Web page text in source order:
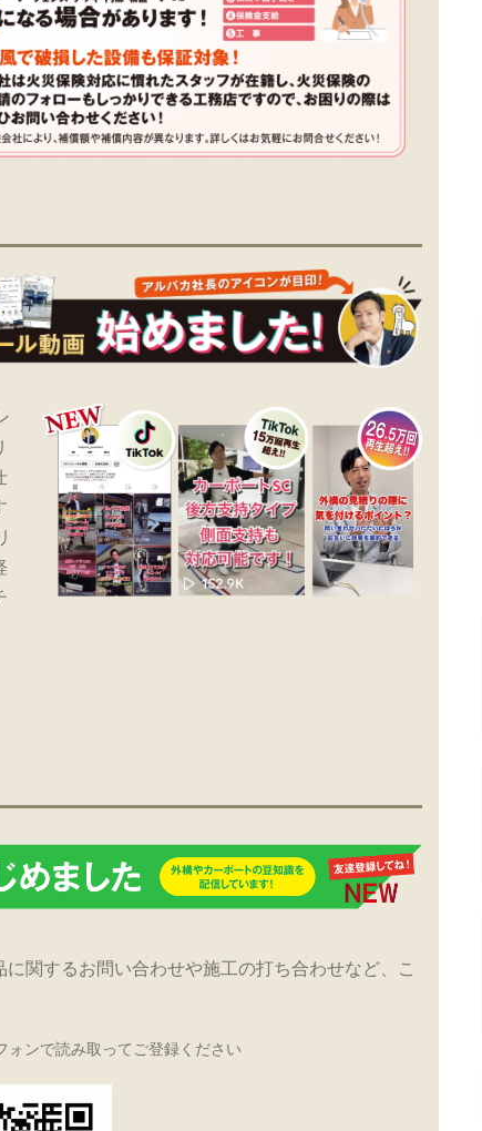
関するお問い合わせや施工の打ち合わせなど、こ
ォンで読み取ってご登録ください